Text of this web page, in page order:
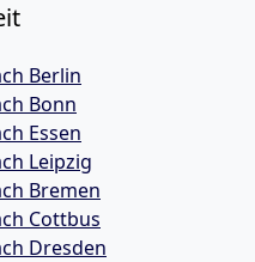
Berlin
Bonn
Essen
Leipzig
Bremen
Cottbus
Dresden